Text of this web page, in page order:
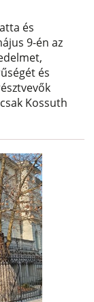
és
9-én az
és
Kossuth